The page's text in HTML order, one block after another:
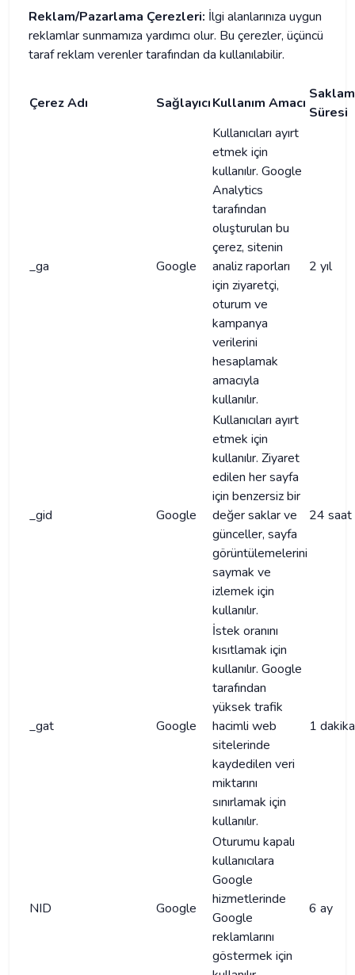
Reklam/Pazarlama Çerezleri: İlgi alanlarınıza uygun
reklamlar sunmamıza yardımcı olur. Bu çerezler, üçüncü
taraf reklam verenler tarafından da kullanılabilir.​
Çerez Adı SağlayıcıKullanım Amacı
Süresi
_ga Google
Kullanıcıları ayırt
etmek için
kullanılır. Google
Analytics
tarafından
oluşturulan bu
çerez, sitenin
analiz raporları
için ziyaretçi,
oturum ve
kampanya
verilerini
hesaplamak
amacıyla
kullanılır.
2 yıl
_gid Google
Kullanıcıları ayırt
etmek için
kullanılır. Ziyaret
edilen her sayfa
için benzersiz bir
değer saklar ve
günceller, sayfa
görüntülemelerini
saymak ve
izlemek için
kullanılır.
24 saat
_gat Google
İstek oranını
kısıtlamak için
kullanılır. Google
tarafından
yüksek trafik
hacimli web
sitelerinde
kaydedilen veri
miktarını
sınırlamak için
kullanılır.
1 dakika
NID Google
Oturumu kapalı
kullanıcılara
Google
hizmetlerinde
Google
reklamlarını
göstermek için
6 ay